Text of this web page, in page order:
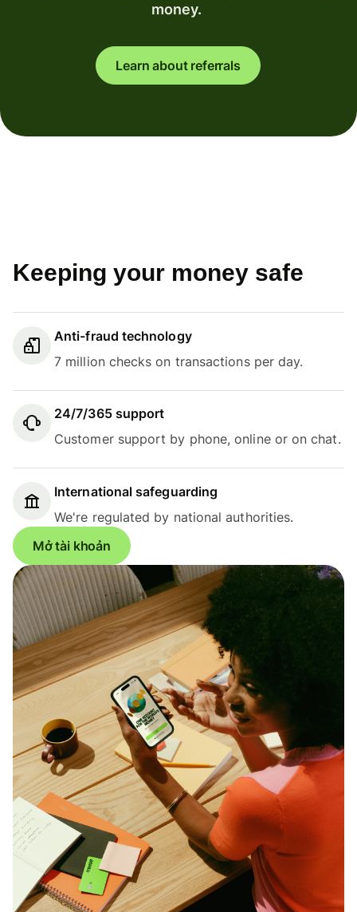
money.
Learn about referrals
Keeping your money safe
Anti-fraud technology
7 million checks on transactions per day.
24/7/365 support
Customer support by phone, online or on chat.
International safeguarding
We're regulated by national authorities.
Mở tài khoản